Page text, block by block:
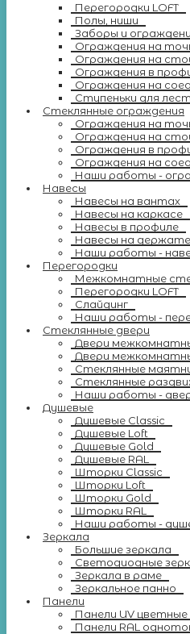
Перегородки LOFT
Полы, ниши
Заборы и
Ограждения на
Ограждения на
Ограждения в
Ограждения на
Ступеньки для
Стеклянные ограждения
Ограждения на
Ограждения на
Ограждения в
Ограждения на
Наши работы -
Навесы
Навесы на вантах
Навесы на каркасе
Навесы в профиле
Навесы на
Наши работы -
Перегородки
Межкомнатные
Перегородки LOFT
Слайдинг
Наши работы -
Стеклянные двери
Двери
Двери
Стеклянные
Стеклянные
Наши работы -
Душевые
Душевые Classic
Душевые Loft
Душевые Gold
Душевые RAL
Шторки Classic
Шторки Loft
Шторки Gold
Шторки RAL
Наши работы -
Зеркала
Большие зеркала
Светодиодные
Зеркала в раме
Зеркальное панно
Панели
Панели UV цветные
Панели RAL